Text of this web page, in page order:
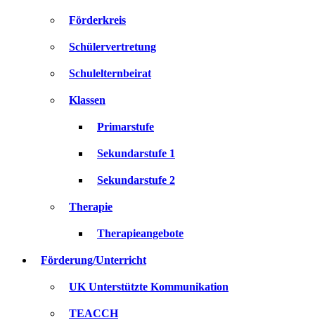
Förderkreis
Schülervertretung
Schulelternbeirat
Klassen
Primarstufe
Sekundarstufe 1
Sekundarstufe 2
Therapie
Therapieangebote
Förderung/Unterricht
UK Unterstützte Kommunikation
TEACCH